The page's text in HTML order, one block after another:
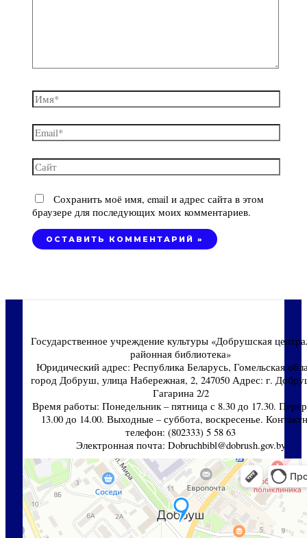
Сохранить моё имя, email и адрес сайта в этом
браузере для последующих моих комментариев.
Государственное учреждение культуры «Добрушская
районная библиотека»
Юридический адрес: Республика Беларусь, Гомельская
город Добруш, улица Набережная, 2, 247050 Адрес: г.
Гагарина 2/2
Время работы: Понедельник – пятница с 8.30 до 17.30.
13.00 до 14.00. Выходные – суббота, воскресенье.
телефон: (802333) 5 58 63
Электронная почта: Dobruchbibl@dobrush.gov.by